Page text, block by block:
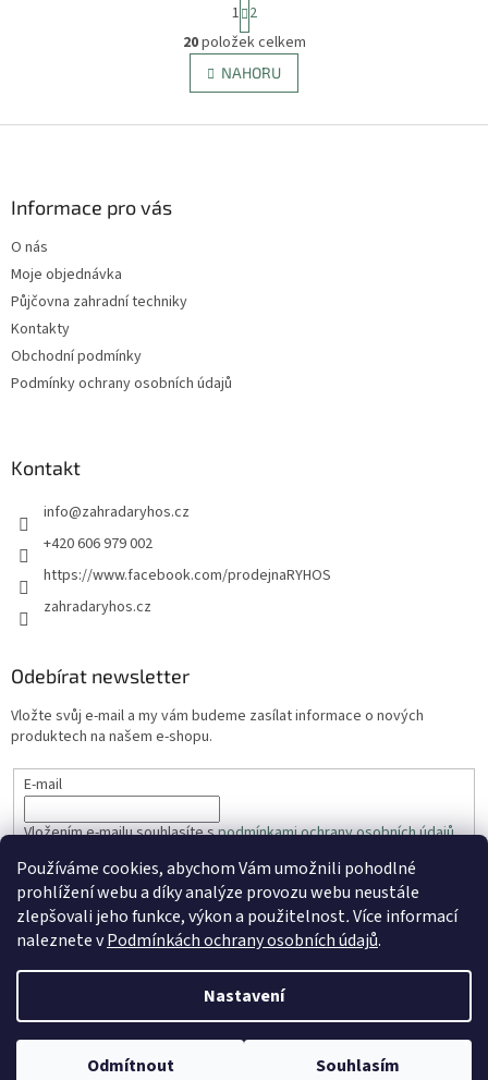
Používáme cookies, abychom Vám umožnili pohodlné
prohlížení webu a díky analýze provozu webu neustále
zlepšovali jeho funkce, výkon a použitelnost.Více informací
naleznete vPodmínkách ochrany osobních údajů.
Nastavení
Odmítnout Souhlasím
O
v
l
á
t
r
á
n
k
v
1 2
20položek celkem
NAHORU
Informace pro vás
O nás
Moje objednávka
Půjčovna zahradní techniky
Kontakty
Obchodní podmínky
Podmínky ochrany osobních údajů
Kontakt
info@zahradaryhos.cz
+420 606 979 002
https://www.facebook.com/prodejnaRYHOS
zahradaryhos.cz
Odebírat newsletter
Vložte svůj e-mail a my vám budeme zasílat informace o nových
produktech na našem e-shopu.
E-mail
Vložením e-mailu souhlasíte spodmínkami ochrany osobních údajů
PŘIHLÁSIT SE
Copyright 2026ZahradaRyhos.cz. Všechna práva vyhrazena.
Upravit nastavení cookies